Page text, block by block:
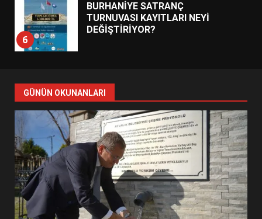
7
BURHANİYE BELEDİYESPOR’DA
YENİ YÖNETİM NASIL
ŞEKİLLENDİ?
1
HAREKETE GEÇİYOR: GÖZLER
BULUŞMADA
2
ESA 2026’DA TÜRK BAHARATI
NEYİ TEMSİL ETTİ?
GÜNÜN OKUNANLARI